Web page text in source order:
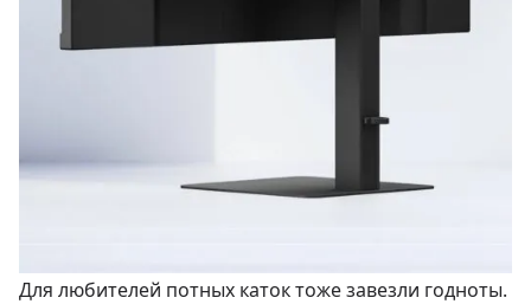
Для любителей потных каток тоже завезли годноты.